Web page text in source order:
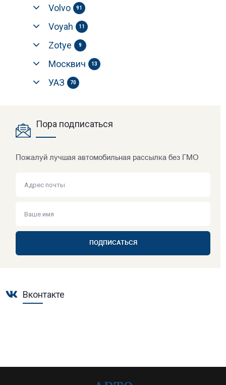
Volvo 91
Voyah 11
Zotye 9
Москвич 13
УАЗ 70
Пора подписаться
Пожалуй лучшая автомобильная рассылка без ГМО
ПОДПИСАТЬСЯ
Вконтакте